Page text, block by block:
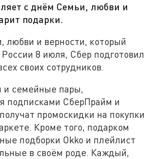
с днём Семьи, любви и
подарки.
любви и верности, который
8 июля, Сбер подготовил
своих сотрудников.
и семейные пары,
подписками СберПрайм и
промоскидки на покупки
Кроме того, подарком
подборки Okko и плейлист
в своём роде. Каждый,